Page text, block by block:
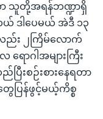
သူတို့အရန်ဘဏ္ဍာရှိ
ဒါပေမယ် အဲဒီ ၁၃
ည်း ၂ကြိမ်လောက်
ောဂါအများကြီး
ြီးစဉ်းစားနေရတာ
ြန်ဖွင့်မယ့်ကိစ္စ